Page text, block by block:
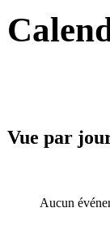
Vue par
Aucun